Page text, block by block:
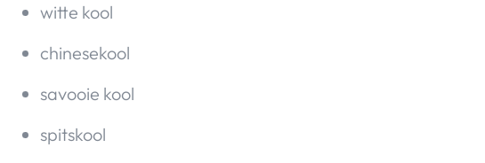
witte kool
chinesekool
savooie kool
spitskool